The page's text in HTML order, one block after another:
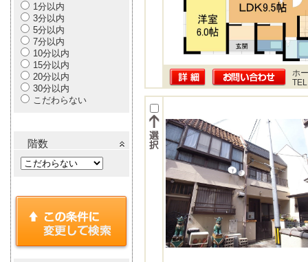
1分以内
3分以内
5分以内
7分以内
10分以内
15分以内
20分以内
30分以内
こだわらない
階数
ホ